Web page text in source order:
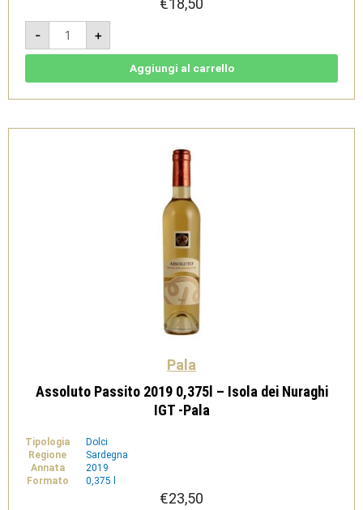
€18,50
-
Siyr
2020
-
Isola
-
+
Aggiungi al carrello
Pala
Assoluto Passito 2019 0,375l – Isola dei Nuraghi
IGT -Pala
Tipologia
Dolci
Regione
Sardegna
Annata
2019
Formato
0,375 l
€23,50